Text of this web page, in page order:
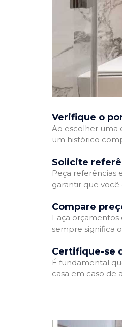
Verifique o
Ao escolher uma
um histórico
Solicite
Peça referências
garantir que
Compare
Faça
sempre significa
Certifique-se
É fundamental
casa em caso de